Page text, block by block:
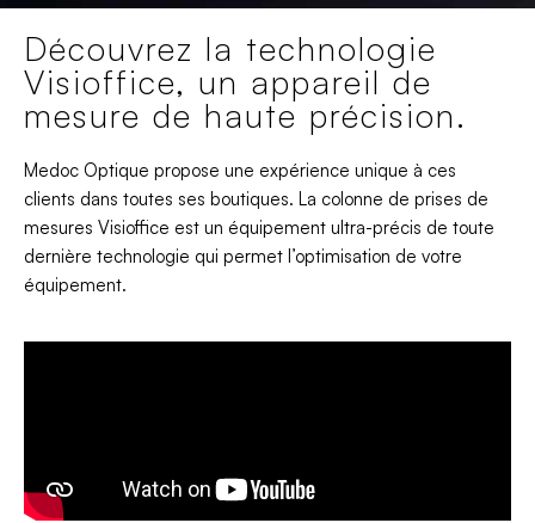
Découvrez la technologie
Visioffice, un appareil de
mesure de haute précision.
Medoc Optique propose une expérience unique à ces
clients dans toutes ses boutiques. La colonne de prises de
mesures Visioffice est un équipement ultra-précis de toute
dernière technologie qui permet l’optimisation de votre
équipement.